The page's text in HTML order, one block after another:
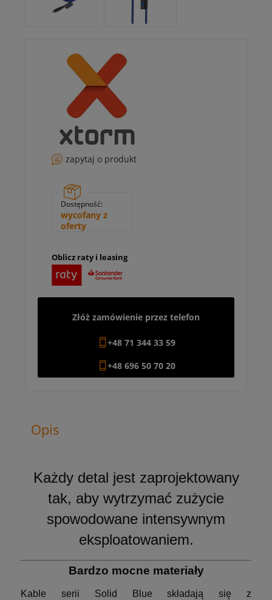
zapytaj o produkt
Dostępność:
wycofany z
oferty
Oblicz raty i leasing
Złóż zamówienie przez telefon
+48 71 344 33 59
+48 696 50 70 20
Opis
Każdy detal jest zaprojektowany
tak, aby wytrzymać zużycie
spowodowane intensywnym
eksploatowaniem.
Bardzo mocne materiały
Kable serii Solid Blue składają się z